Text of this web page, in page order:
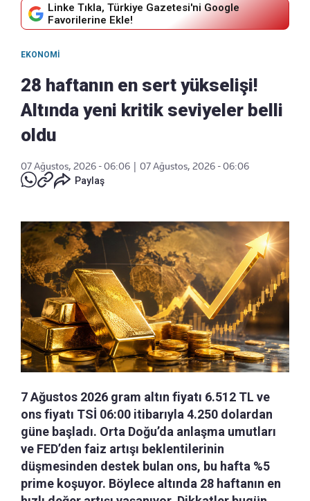
Linke Tıkla, Türkiye Gazetesi'ni Google
Favorilerine Ekle!
EKONOMI
28 haftanın en sert yükselişi!
Altında yeni kritik seviyeler belli
oldu
07 Ağustos, 2026 - 06:06
07 Ağustos, 2026 - 06:06
Paylaş
7 Ağustos 2026 gram altın fiyatı 6.512 TL ve
ons fiyatı TSİ 06:00 itibarıyla 4.250 dolardan
güne başladı. Orta Doğu’da anlaşma umutları
ve FED’den faiz artışı beklentilerinin
düşmesinden destek bulan ons, bu hafta %5
prime koşuyor. Böylece altında 28 haftanın en